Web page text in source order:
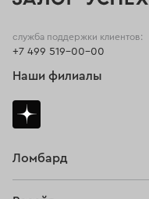
Ломбард
служба поддержки клиентов:
+7 499 519-00-00
Наши филиалы